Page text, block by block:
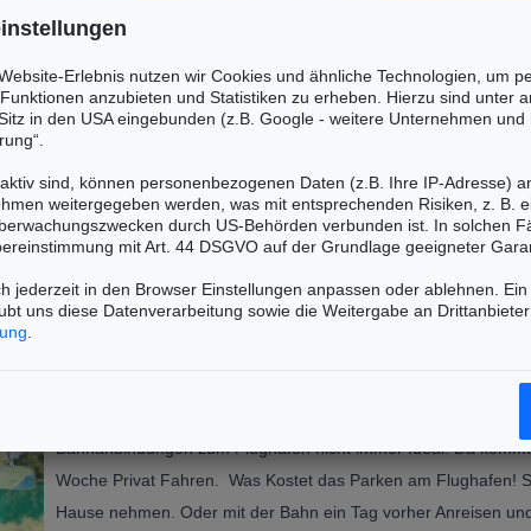
Flughafen zu
Sie schnell und
der
der Bucht
den
0208 / 45244492 Online Öffnungszeiten:Mo.-So. 10:00-
Parken* für den
in der Woche?
Wer möchte nicht Früh hin und spät zurück Fliegen. Leider
Bahnanbindungen zum Flughafen nicht immer Ideal. Da
Woche Privat Fahren. Was Kostet das Parken am Flughafen!
Hause nehmen. Oder mit der Bahn ein Tag vorher Anreisen
Erlebnis nutzen wir Cookies und ähnliche Technologien, um
anzubieten und Statistiken zu erheben. Hierzu sind unter
in den USA eingebunden (z.B. Google - weitere Unternehmen und
sind, können personenbezogenen Daten (z.B. Ihre IP-Adresse)
weitergegeben werden, was mit entsprechenden Risiken, z. B.
durch US-Behörden verbunden ist. In solchen
mit Art. 44 DSGVO auf der Grundlage geeigneter
jederzeit in den Browser Einstellungen anpassen oder ablehnen. Ein
uns diese Datenverarbeitung sowie die Weitergabe an